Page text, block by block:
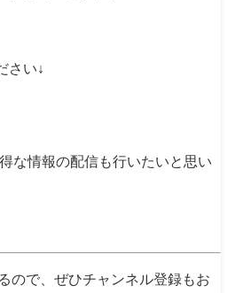
さい↓
な情報の配信も行いたいと思い
ので、ぜひチャンネル登録もお